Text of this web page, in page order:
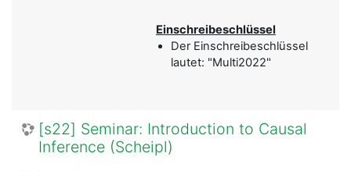
Einschreibeschlüssel
Der Einschreibeschlüssel
lautet: "Multi2022"
[s22] Seminar: Introduction to Causal
Inference (Scheipl)